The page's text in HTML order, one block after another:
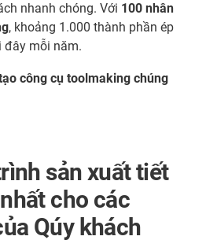
nhanh chóng. Với 100 nhân
, khoảng 1.000 thành phần ép
đây mỗi năm.
công cụ toolmaking chúng
sản xuất tiết
cho các
Qúy khách